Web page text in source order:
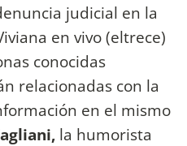
judicial en la
en vivo (eltrece)
conocidas
relacionadas con la
en el mismo
la humorista